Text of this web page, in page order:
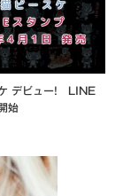
デビュー! LINE
始